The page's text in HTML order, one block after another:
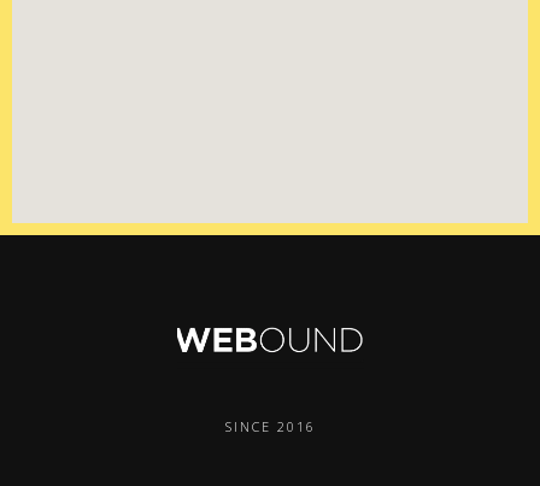
SINCE 2016